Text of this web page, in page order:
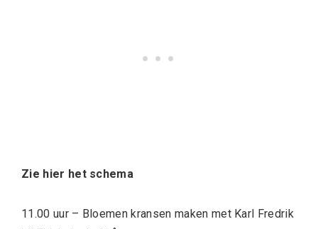
Zie hier het schema
11.00 uur – Bloemen kransen maken met Karl Fredrik